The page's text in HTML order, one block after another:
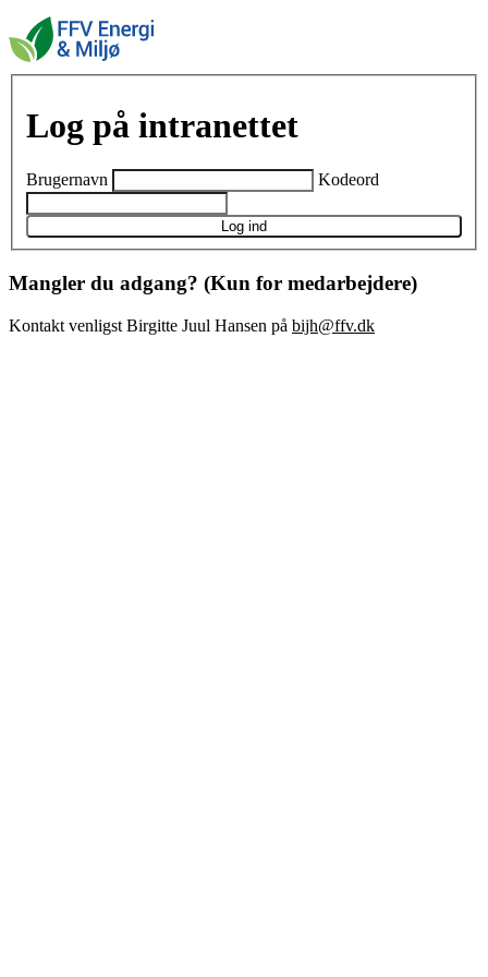
Log på intranettet
Brugernavn Kodeord
Log ind
Mangler du adgang? (Kun for medarbejdere)
Kontakt venligst Birgitte Juul Hansen på bijh@ffv.dk